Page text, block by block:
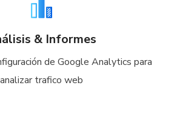
& Informes
de Google Analytics para
analizar trafico web